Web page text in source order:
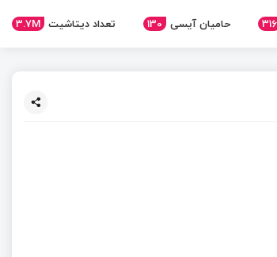
316 حامیان آیسی 130 تعداد دیتاشیت 3.7M